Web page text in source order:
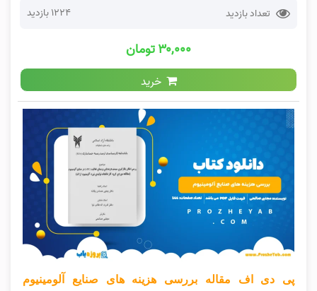
تعداد بازدید 1224 بازدید
۳۰,۰۰۰ تومان
خرید
پی دی اف مقاله بررسی هزینه های صنایع آلومینیوم